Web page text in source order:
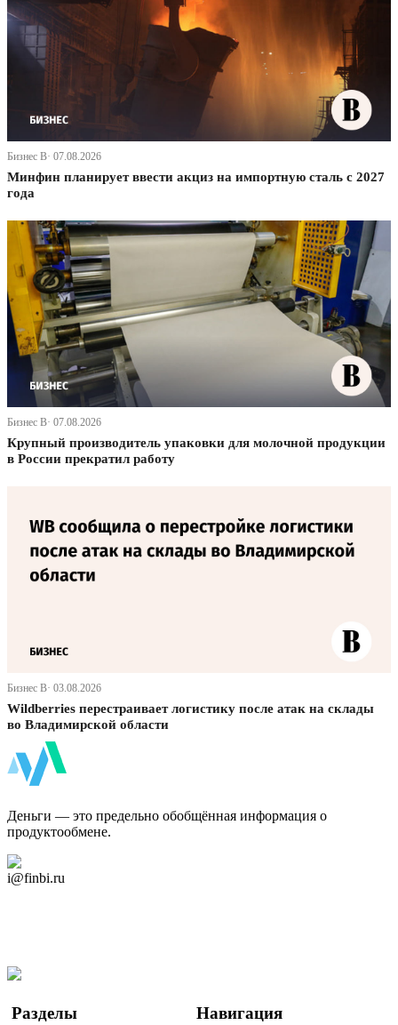
Бизнес В· 07.08.2026
Минфин планирует ввести акциз на импортную сталь с 2027
года
Бизнес В· 07.08.2026
Крупный производитель упаковки для молочной продукции
в России прекратил работу
Бизнес В· 03.08.2026
Wildberries перестраивает логистику после атак на склады
во Владимирской области
Деньги — это предельно обобщённая информация о
продуктообмене.
i@finbi.ru
Разделы Навигация